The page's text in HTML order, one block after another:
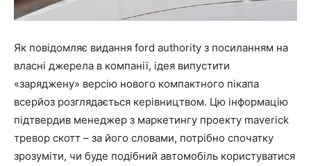
Як повідомляє видання ford authority з посиланням на
власні джерела в компанії, ідея випустити
«заряджену» версію нового компактного пікапа
всерйоз розглядається керівництвом. Цю інформацію
підтвердив менеджер з маркетингу проекту maverick
тревор скотт – за його словами, потрібно спочатку
зрозуміти, чи буде подібний автомобіль користуватися